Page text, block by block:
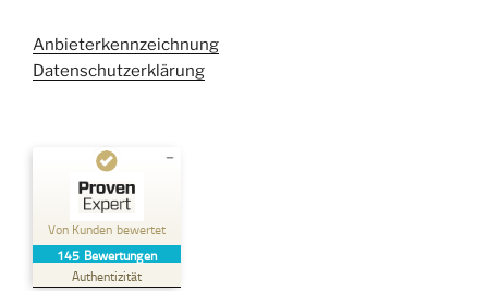
Anbieterkennzeichnung
Datenschutzerklärung
Von Kunden bewertet
145 Bewertungen
Authentizität
Kundenbewertungen und Erfahrungen zu
Kehl Rechtsanwaltsgesellschaft mbH
SEHR GUT